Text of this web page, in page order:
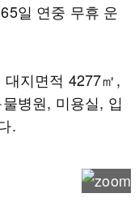
일 연중 무휴 운
지면적 4277㎡,
병원, 미용실, 입
.